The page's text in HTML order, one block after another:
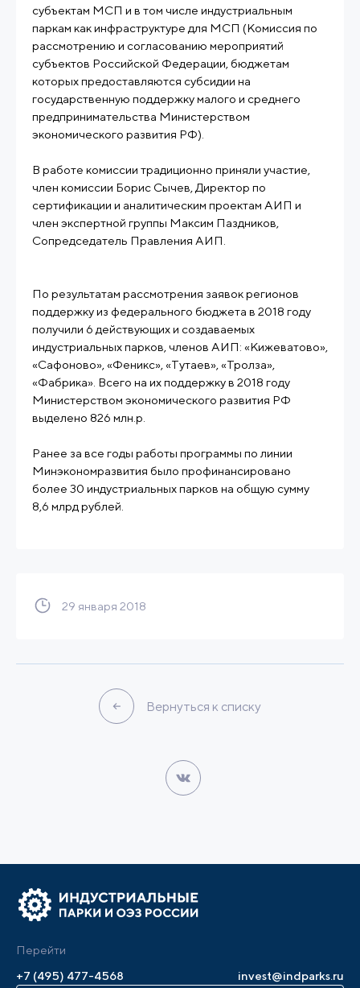
субъектам МСП и в том числе индустриальным
паркам как инфраструктуре для МСП (Комиссия по
рассмотрению и согласованию мероприятий
субъектов Российской Федерации, бюджетам
которых предоставляются субсидии на
государственную поддержку малого и среднего
предпринимательства Министерством
экономического развития РФ).
В работе комиссии традиционно приняли участие,
член комиссии Борис Сычев, Директор по
сертификации и аналитическим проектам АИП и
член экспертной группы Максим Паздников,
Сопредседатель Правления АИП.
По результатам рассмотрения заявок регионов
поддержку из федерального бюджета в 2018 году
получили 6 действующих и создаваемых
индустриальных парков, членов АИП: «Кижеватово»,
«Сафоново», «Феникс», «Тутаев», «Тролза»,
«Фабрика». Всего на их поддержку в 2018 году
Министерством экономического развития РФ
выделено 826 млн.р.
Ранее за все годы работы программы по линии
Минэкономразвития было профинансировано
более 30 индустриальных парков на общую сумму
8,6 млрд рублей.
29 января 2018
Вернуться к списку
Перейти
+7 (495) 477-4568
invest@indparks.ru